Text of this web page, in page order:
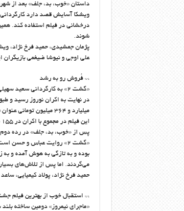
داستان «خوب، بد، جلف» بعد از
ویشکا آسایش قصد دارد
درخشانی در فیلم استفاده کند.
شوند.
پژمان جمشیدی، حمید فرخ نژاد،
علی اوجی و نیوشا ضیغمی بازیگران
** فُروش رو به رشد
«گشت ۲» به کارگردانی
در نهایت به اکران نوروز رسید و
میلیارد و ۳۶۴ میلیون تومانی عنوان فیلم پرفروش هفته را به خود اختصاص داد.
پس از «خوب، بد، جلف» در رده
«گشت ۲» روایت عباس و
بوده و به تازگی به هوش آمده و به
می‌گردند. اما پس از تلاش‌های
حمید فرخ نژاد، پولاد کیمیایی،
** استقبال خوب از بهترین فیلم